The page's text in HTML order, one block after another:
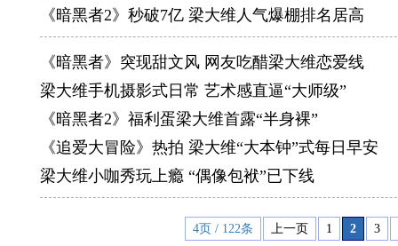
《暗黑者2》秒破7亿 梁大维人气爆棚排名居高
《暗黑者》突现甜文风 网友吃醋梁大维恋爱线
梁大维手机摄影式日常 艺术感直逼“大师级”
《暗黑者2》福利蛋梁大维首露“半身裸”
《追爱大冒险》热拍 梁大维“大本钟”式每日早安
梁大维小咖秀玩上瘾 “偶像包袱”已下线
4页 / 122条 上一页 1 2 3